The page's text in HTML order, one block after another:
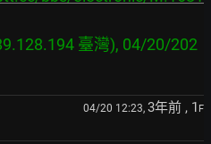
臺灣), 04/20/202
04/20 12:23, 3年前 , 1 F